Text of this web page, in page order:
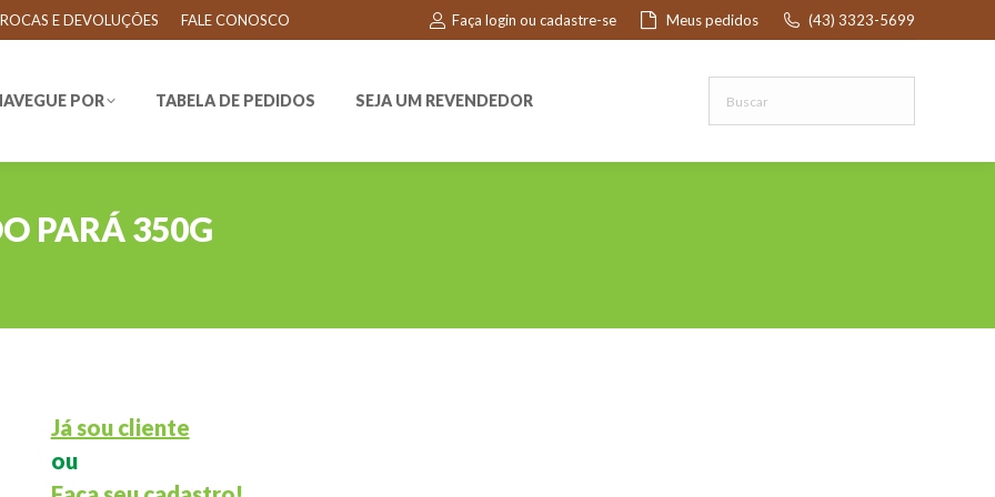
E DEVOLUÇÕES FALE CONOSCO Faça login ou cadastre-se Meus pedidos (43) 3323-5699
POR TABELA DE PEDIDOS SEJA UM REVENDEDOR
PARÁ 350G
Já sou cliente
ou
POR TABELA DE PEDIDOS SEJA UM REVENDEDOR